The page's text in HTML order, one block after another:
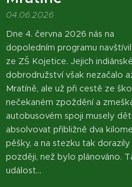
04.06.2026
Dne 4. června 2026 nás na
dopoledním programu
ze ZŠ Kojetice. Jejich indiánské
dobrodružství však nezačalo
Mratíně, ale už při cestě ze
nečekaném zpoždění a
autobusovém spoji musely děti
absolvovat přibližně dva
pěšky, a na stezku tak
později, než bylo plánováno.
událost...